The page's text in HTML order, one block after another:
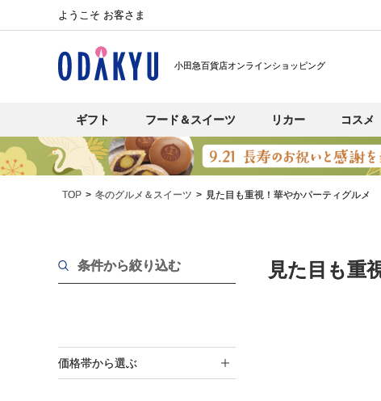
ようこそ お客さま
小田急百貨店オンラインショッピング
ギフト フード＆スイーツ リカー コスメ
TOP 冬のグルメ＆スイーツ 見た目も重視！華やかパーティグルメ
条件から絞り込む
価格帯から選ぶ
見た目も重